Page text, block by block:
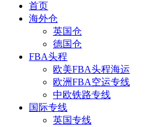
首页
海外仓
英国仓
德国仓
FBA头程
欧美FBA头程海运
欧洲FBA空运专线
中欧铁路专线
国际专线
英国专线